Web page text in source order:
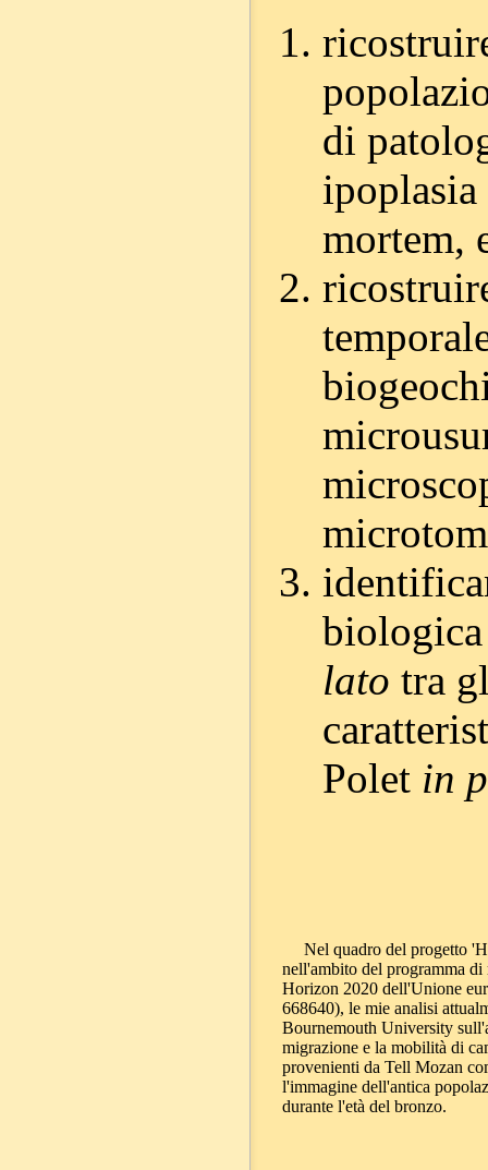
di
mortem,
lato tra
Polet in
Nel quadro del progetto
nell'ambito del programma di
Horizon 2020 dell'Unione
668640), le mie analisi
Bournemouth University
migrazione e la mobilità di
provenienti da Tell Mozan
l'immagine dell'antica
durante l'età del bronzo.